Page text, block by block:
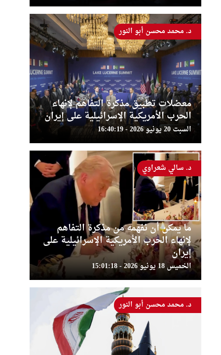
معضلات تطبيق مذكرة التفاهم لإنهاء
الحرب الأمريكية الإسرائيلية على إيران
السبت 20 يونيو 2026 - 16:40:19
د. محمد محسن أبو النور
ما يمكن أن نفهمه من مذكرة التفاهم
لإنهاء الحرب الأمريكية الإسرائيلية على
إيران
الخميس 18 يونيو 2026 - 15:01:18
د. سالي شعراوي
د. محمد محسن أبو النور